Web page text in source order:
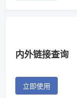
内外链接查询
立即使用